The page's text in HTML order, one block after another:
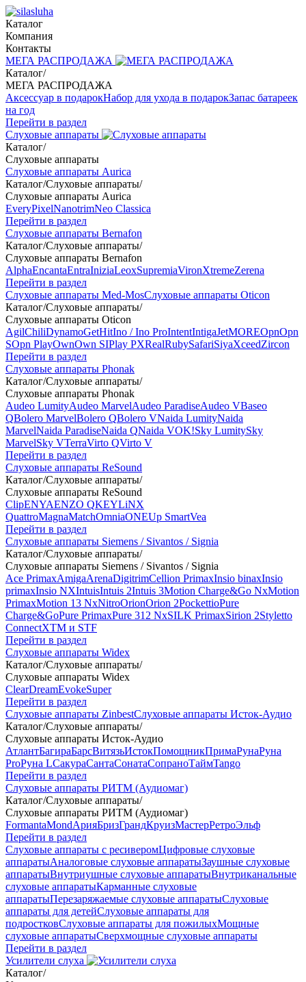
Каталог
Компания
Контакты
МЕГА РАСПРОДАЖА
Каталог/
МЕГА РАСПРОДАЖА
Аксессуар в подарокНабор для ухода в подарокЗапас батареек
на год
Перейти в раздел
Слуховые аппараты
Каталог/
Слуховые аппараты
Слуховые аппараты Aurica
Каталог/Слуховые аппараты/
Слуховые аппараты Aurica
EveryPixelNanotrimNeo Classica
Перейти в раздел
Слуховые аппараты Bernafon
Каталог/Слуховые аппараты/
Слуховые аппараты Bernafon
AlphaEncantaEntraIniziaLeoxSupremiaVironXtremeZerena
Перейти в раздел
Слуховые аппараты Med-MosСлуховые аппараты Oticon
Каталог/Слуховые аппараты/
Слуховые аппараты Oticon
AgilChiliDynamoGetHitIno / Ino ProIntentIntigaJetMOREOpnOpn
SOpn PlayOwnOwn SIPlay PXRealRubySafariSiyaXceedZircon
Перейти в раздел
Слуховые аппараты Phonak
Каталог/Слуховые аппараты/
Слуховые аппараты Phonak
Audeo LumityAudeo MarvelAudeo ParadiseAudeo VBaseo
QBolero MarvelBolero QBolero VNaida LumityNaida
MarvelNaida ParadiseNaida QNaida VOK!Sky LumitySky
MarvelSky VTerraVirto QVirto V
Перейти в раздел
Слуховые аппараты ReSound
Каталог/Слуховые аппараты/
Слуховые аппараты ReSound
ClipENYAENZO QKEYLiNX
QuattroMagnaMatchOmniaONEUp SmartVea
Перейти в раздел
Слуховые аппараты Siemens / Sivantos / Signia
Каталог/Слуховые аппараты/
Слуховые аппараты Siemens / Sivantos / Signia
Ace PrimaxAmigaArenaDigitrimCellion PrimaxInsio binaxInsio
primaxInsio NXIntuisIntuis 2Intuis 3Motion Charge&Go NxMotion
PrimaxMotion 13 NxNitroOrionOrion 2PockettioPure
Charge&GoPure PrimaxPure 312 NxSILK PrimaxSirion 2Styletto
ConnectXTM и STF
Перейти в раздел
Слуховые аппараты Widex
Каталог/Слуховые аппараты/
Слуховые аппараты Widex
ClearDreamEvokeSuper
Перейти в раздел
Слуховые аппараты ZinbestСлуховые аппараты Исток-Аудио
Каталог/Слуховые аппараты/
Слуховые аппараты Исток-Аудио
АтлантБагираБарсВитязьИстокПомощникПримаРунаРуна
ProРуна LСакураСантаСонатаСопраноТаймTango
Перейти в раздел
Слуховые аппараты РИТМ (Аудиомаг)
Каталог/Слуховые аппараты/
Слуховые аппараты РИТМ (Аудиомаг)
FormantaMondАрияБризГрандКруизМастерРетроЭльф
Перейти в раздел
Слуховые аппараты с ресиверомЦифровые слуховые
аппаратыАналоговые слуховые аппаратыЗаушные слуховые
аппаратыВнутриушные слуховые аппаратыВнутриканальные
слуховые аппаратыКарманные слуховые
аппаратыПерезаряжаемые слуховые аппаратыСлуховые
аппараты для детейСлуховые аппараты для
подростковСлуховые аппараты для пожилыхМощные
слуховые аппаратыСверхмощные слуховые аппараты
Перейти в раздел
Усилители слуха
Каталог/